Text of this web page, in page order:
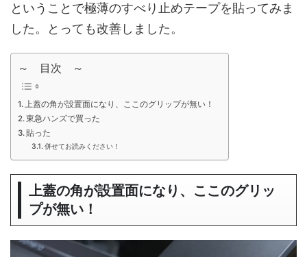
ということで極薄のすべり止めテープを貼ってみま
した。とっても改善しました。
～ 目次 ～
上蓋の角が設置面になり、ここのグリップが無い！
東急ハンズで買った
貼った
併せてお読みください！
上蓋の角が設置面になり、ここのグリッ
プが無い！